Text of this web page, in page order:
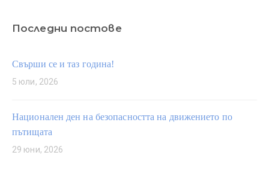
Последни постове
Свърши се и таз година!
5 юли, 2026
Национален ден на безопасността на движението по
пътищата
29 юни, 2026